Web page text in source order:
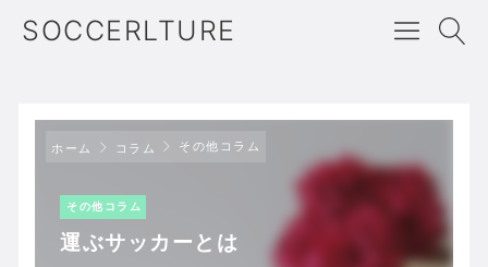
SOCCERLTURE
ホーム コラム その他コラム
その他コラム
運ぶサッカーとは